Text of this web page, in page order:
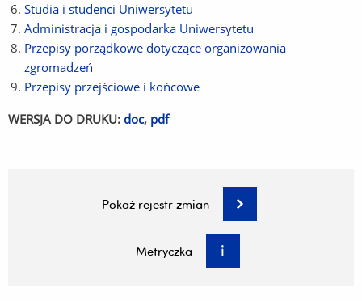
innej
strony)
do
innej
strony)
Studia i studenci Uniwersytetu
do
innej
Administracja i gospodarka Uniwersytetu
do
Przepisy porządkowe dotyczące organizowania
zgromadzeń
do
strony)
Przepisy przejściowe i końcowe
WERSJA DO DRUKU: doc(Link
, pdf(Link
Ewa Krzyżanowska 2025-06-03
prof. dr hab. n. med. Adam Reich 2025-06-
Pokaż rejestr zmian
Metryczka